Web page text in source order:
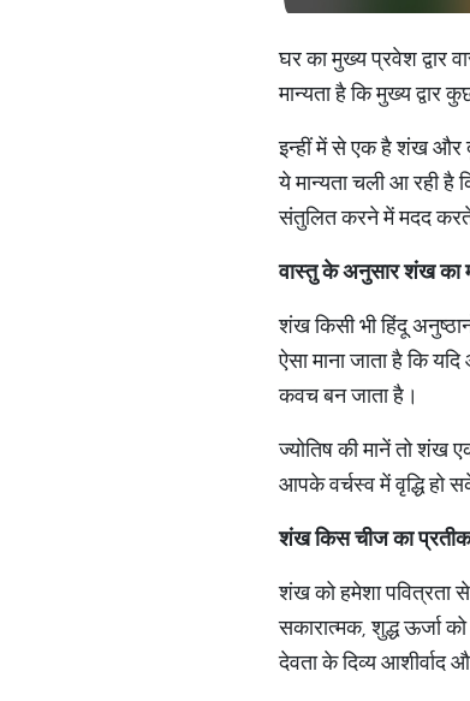
घर का मुख्य प्रवेश द्वार
मान्यता है कि मुख्य द्वार
इन्हीं में से एक है शंख और
ये मान्यता चली आ रही है
संतुलित करने में मदद
वास्तु के अनुसार शंख का
शंख किसी भी हिंदू
ऐसा माना जाता है कि
कवच बन जाता है।
ज्योतिष की मानें तो शंख
आपके वर्चस्व में वृद्धि
शंख किस चीज का प्रतीक
शंख को हमेशा पवित्रता
सकारात्मक, शुद्ध ऊर्जा
देवता के दिव्य आशीर्वाद